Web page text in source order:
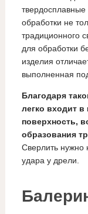
твердосплавные
обработки не
традиционного
для обработки
изделия
выполненная
Благодаря
легко входит
поверхность,
образования
Сверлить нужно
удара у дрели.